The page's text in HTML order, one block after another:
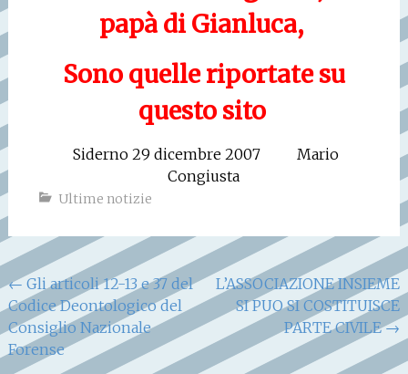
papà di Gianluca,
Sono quelle riportate su
questo sito
Siderno 29 dicembre 2007
Mario
Congiusta
Ultime notizie
Navigazione
articoli
← Gli articoli 12-13 e 37 del
Codice Deontologico del
Consiglio Nazionale
Forense
L’ASSOCIAZIONE INSIEME
SI PUO SI COSTITUISCE
PARTE CIVILE→